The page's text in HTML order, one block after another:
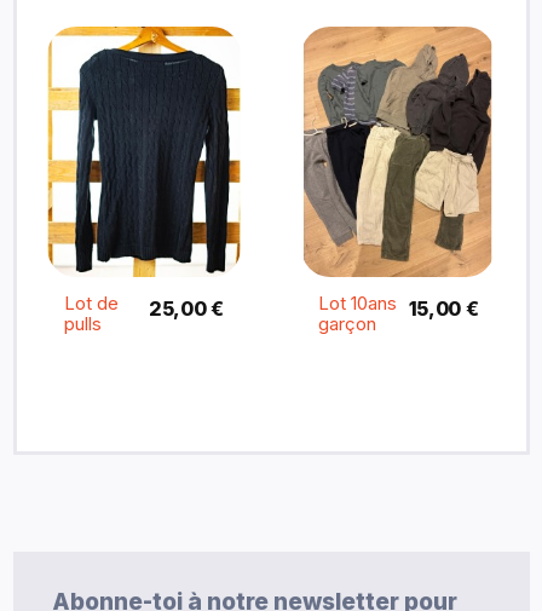
Lot de
pulls
25,00 €
Lot 10ans
garçon
15,00 €
Abonne-toi à notre newsletter pour